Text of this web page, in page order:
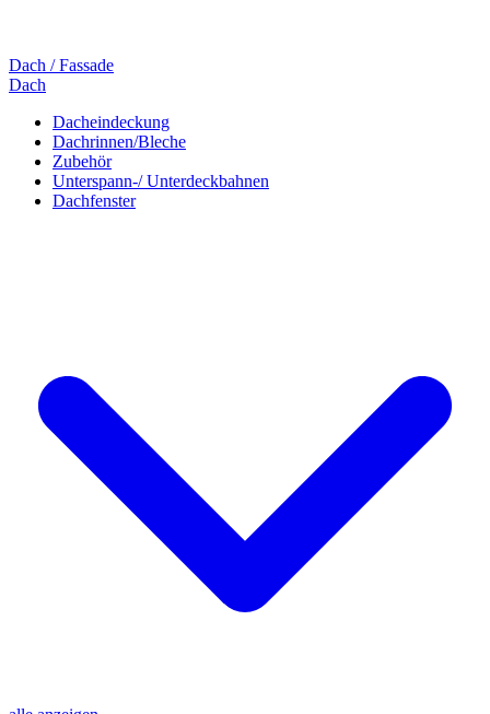
Dach / Fassade
Dach
Dacheindeckung
Dachrinnen/Bleche
Zubehör
Unterspann-/ Unterdeckbahnen
Dachfenster